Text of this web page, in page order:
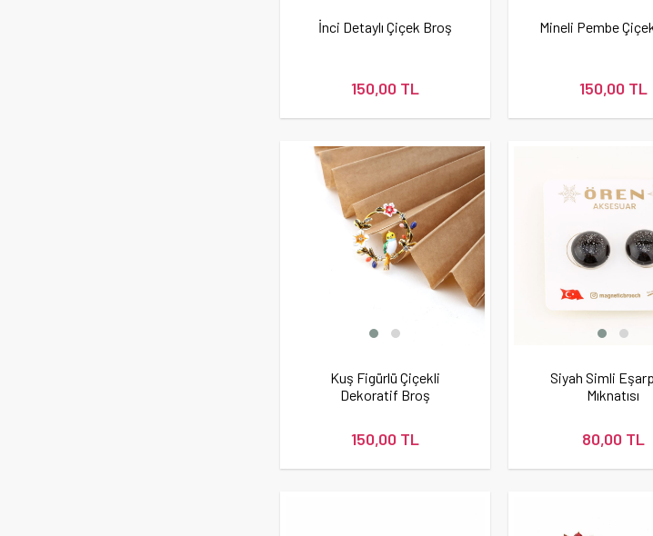
İnci Detaylı Çiçek Broş
150,00 TL
Mineli Pembe
150,00 TL
Kuş Figürlü Çiçekli
Dekoratif Broş
150,00 TL
Siyah Simli
Mıknatısı
80,00 TL